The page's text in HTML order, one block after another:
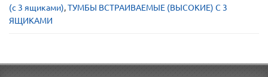
(с 3 ящиками),ТУМБЫ ВСТРАИВАЕМЫЕ (ВЫСОКИЕ) С 3
ЯЩИКАМИ